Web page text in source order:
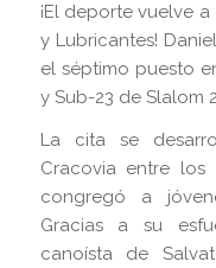
¡El deporte vuelve
y Lubricantes!
el séptimo puesto
y Sub-23 de Slalom
La cita se
Cracovia entre
congregó a
Gracias a su
canoísta de